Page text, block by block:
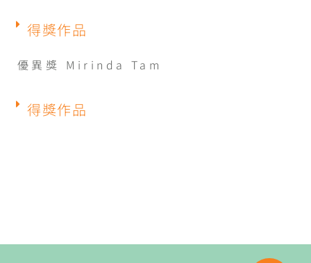
得獎作品
優異獎 Mirinda Tam
得獎作品